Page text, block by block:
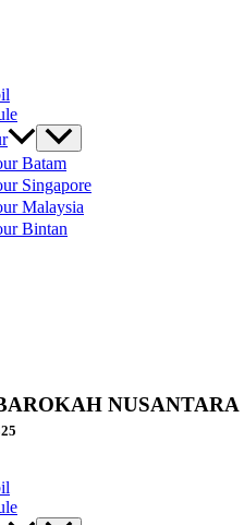
Batam
Singapore
Malaysia
Bintan
NUSANTARA